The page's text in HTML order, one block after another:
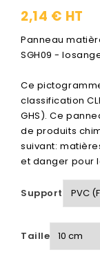
2,14 € HT
Panneau
SGH09 -
Ce
classification
GHS). Ce
de produits
suivant:
et danger pour
Support
Taille